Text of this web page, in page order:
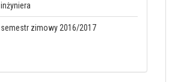
inżyniera
semestr zimowy 2016/2017